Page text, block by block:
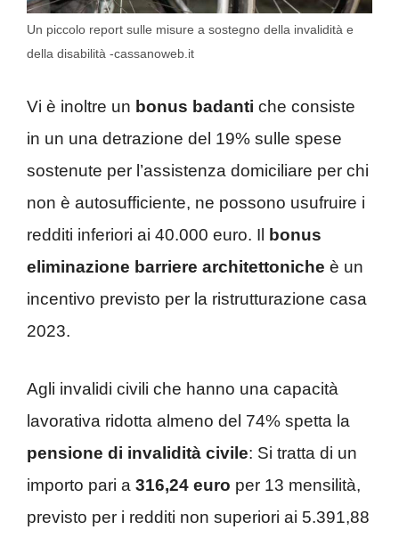
Un piccolo report sulle misure a sostegno della invalidità e
della disabilità -cassanoweb.it
Vi è inoltre un bonus badanti che consiste
in un una detrazione del 19% sulle spese
sostenute per l’assistenza domiciliare per chi
non è autosufficiente, ne possono usufruire i
redditi inferiori ai 40.000 euro. Il
bonus
eliminazione barriere architettoniche è un
incentivo previsto per la ristrutturazione casa
2023.
Agli invalidi civili che hanno una capacità
lavorativa ridotta almeno del 74% spetta la
pensione di invalidità civile: Si tratta di un
importo pari a 316,24 euro per 13 mensilità,
previsto per i redditi non superiori ai 5.391,88